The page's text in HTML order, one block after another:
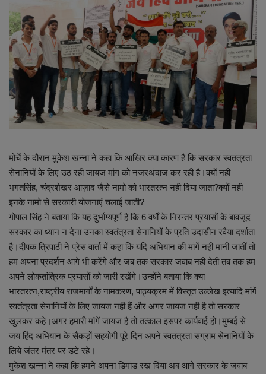
लाइफस्टाइल
Our Team
Contact us :
About us
E-Paper
मोर्चे के दौरान मुकेश खन्ना ने कहा कि आखिर क्या कारण है कि सरकार स्वतंत्रता
सेनानियों के लिए उठ रही जायज मांग को नजरअंदाज कर रही है।क्यों नही
भगतसिंह, चंद्रशेखर आज़ाद जैसे नामो को भारतरत्न नही दिया जाता?क्यों नही
इनके नामो से सरकारी योजनाएं चलाई जाती?
गोपाल सिंह ने बताया कि यह दुर्भाग्यपूर्ण है कि 6 वर्षों के निरन्तर प्रयासों के बावजूद
सरकार का ध्यान न देना उनका स्वतंत्रता सेनानियों के प्रति उदासीन रवैया दर्शाता
है।दीपक त्रिपाठी ने प्रेस वार्ता में कहा कि यदि अभियान की मांगें नही मानी जातीं तो
हम अपना प्रदर्शन आगे भी करेंगे और जब तक सरकार जवाब नही देती तब तक हम
अपने लोकतांत्रिक प्रयासों को जारी रखेंगे।उन्होंने बताया कि क्या
भारतरत्न,राष्ट्रीय राजमार्गों के नामकरण, पाठ्यक्रम में विस्तृत उल्लेख इत्यादि मांगें
स्वतंत्रता सेनानियों के लिए जायज नही हैं और अगर जायज नही है तो सरकार
खुलकर कहे।अगर हमारी मांगें जायज है तो तत्काल इसपर कार्यवाई हो।मुम्बई से
जय हिंद अभियान के सैकड़ों सहयोगी पूरे दिन अपने स्वतंत्रता संग्राम सेनानियों के
लिये जंतर मंतर पर डटे रहे।
मुकेश खन्ना ने कहा कि हमने अपना डिमांड रख दिया अब आगे सरकार के जवाब